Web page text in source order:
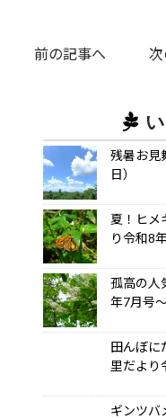
前の記事へ 次の
残暑お見
日）
夏！ヒメ
り令和8
孤高の人
年7月号
田んぼに
里だより
ギンツバ